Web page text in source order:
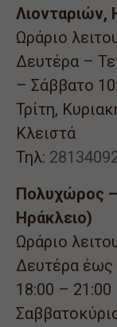
Λιονταριών,
Ωράριο
Δευτέρα –
– Σάββατο
Τρίτη,
Κλειστά
Τηλ:
Πολυχώρος
Ηράκλειο)
Ωράριο
Δευτέρα έως
18:00 – 21:00